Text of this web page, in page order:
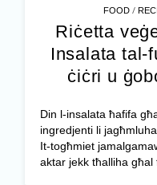
FOOD/
Riċetta
Insalata tal-
ċiċri u
Din l-insalata ħafifa
ingredjenti li
It-togħmiet
aktar jekk tħalliha għal